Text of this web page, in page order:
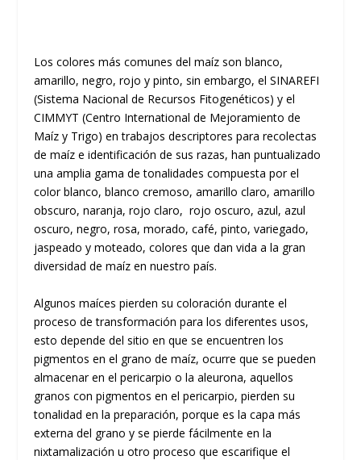
Los colores más comunes del maíz son blanco,
amarillo, negro, rojo y pinto, sin embargo, el SINAREFI
(Sistema Nacional de Recursos Fitogenéticos) y el
CIMMYT (Centro International de Mejoramiento de
Maíz y Trigo) en trabajos descriptores para recolectas
de maíz e identificación de sus razas, han puntualizado
una amplia gama de tonalidades compuesta por el
color blanco, blanco cremoso, amarillo claro, amarillo
obscuro, naranja, rojo claro, rojo oscuro, azul, azul
oscuro, negro, rosa, morado, café, pinto, variegado,
jaspeado y moteado, colores que dan vida a la gran
diversidad de maíz en nuestro país.
Algunos maíces pierden su coloración durante el
proceso de transformación para los diferentes usos,
esto depende del sitio en que se encuentren los
pigmentos en el grano de maíz, ocurre que se pueden
almacenar en el pericarpio o la aleurona, aquellos
granos con pigmentos en el pericarpio, pierden su
tonalidad en la preparación, porque es la capa más
externa del grano y se pierde fácilmente en la
nixtamalización u otro proceso que escarifique el